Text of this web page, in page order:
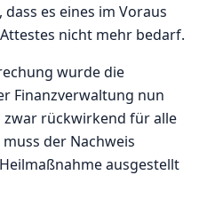
es eines im Voraus
nicht mehr bedarf.
wurde die
Finanzverwaltung nun
rückwirkend für alle
der Nachweis
ausgestellt